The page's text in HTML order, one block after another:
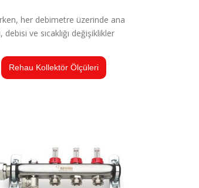
her debimetre üzerinde ana
ve sıcaklığı değişiklikler
Rehau Kollektör Ölçüleri